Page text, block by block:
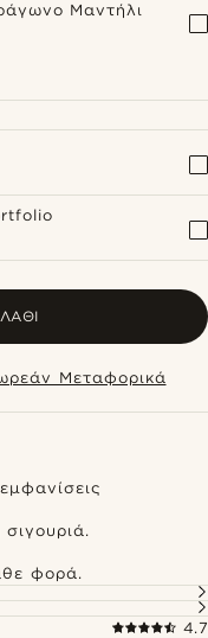
Μαντήλι
Μεταφορικά
φορά.
4.7